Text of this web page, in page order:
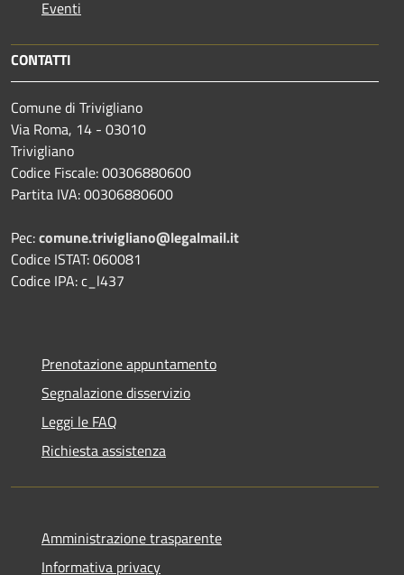
Eventi
CONTATTI
Comune di Trivigliano
Via Roma, 14 - 03010
Trivigliano
Codice Fiscale: 00306880600
Partita IVA: 00306880600
Pec:comune.trivigliano@legalmail.it
Codice ISTAT: 060081
Codice IPA: c_l437
Prenotazione appuntamento
Segnalazione disservizio
Leggi le FAQ
Richiesta assistenza
Amministrazione trasparente
Informativa privacy